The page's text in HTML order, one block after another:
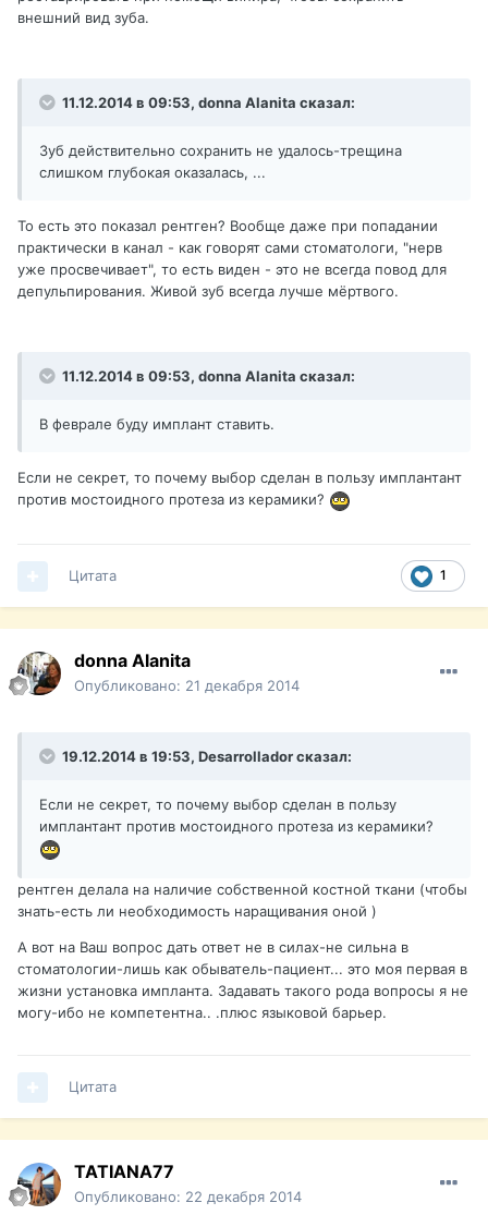
внешний вид зуба.
11.12.2014 в 09:53, donna Alanita сказал:
Зуб действительно сохранить не удалось-трещина
слишком глубокая оказалась, ...
То есть это показал рентген? Вообще даже при попадании
практически в канал - как говорят сами стоматологи, "нерв
уже просвечивает", то есть виден - это не всегда повод для
депульпирования. Живой зуб всегда лучше мёртвого.
11.12.2014 в 09:53, donna Alanita сказал:
В феврале буду имплант ставить.
Если не секрет, то почему выбор сделан в пользу имплантант
против мостоидного протеза из керамики?
1
Цитата
donna Alanita
Опубликовано: 21 декабря 2014
19.12.2014 в 19:53, Desarrollador сказал:
Если не секрет, то почему выбор сделан в пользу
имплантант против мостоидного протеза из керамики?
рентген делала на наличие собственной костной ткани (чтобы
знать-есть ли необходимость наращивания оной )
А вот на Ваш вопрос дать ответ не в силах-не сильна в
стоматологии-лишь как обыватель-пациент... это моя первая в
жизни установка импланта. Задавать такого рода вопросы я не
могу-ибо не компетентна.. .плюс языковой барьер.
Цитата
TATIANA77
Опубликовано: 22 декабря 2014